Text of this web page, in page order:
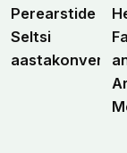
Perearstide
Seltsi